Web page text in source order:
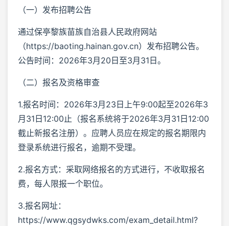
（一）发布招聘公告
通过保亭黎族苗族自治县人民政府网站
（https://baoting.hainan.gov.cn）发布招聘公告。
公告时间：2026年3月20日至3月31日。
（二）报名及资格审查
1.报名时间：2026年3月23日上午9:00起至2026年3
月31日12:00止（报名系统将于2026年3月31日12:00
截止新报名注册）。应聘人员应在规定的报名期限内
登录系统进行报名，逾期不受理。
2.报名方式：采取网络报名的方式进行，不收取报名
费，每人限报一个职位。
3.报名网址：
https://www.qgsydwks.com/exam_detail.html?